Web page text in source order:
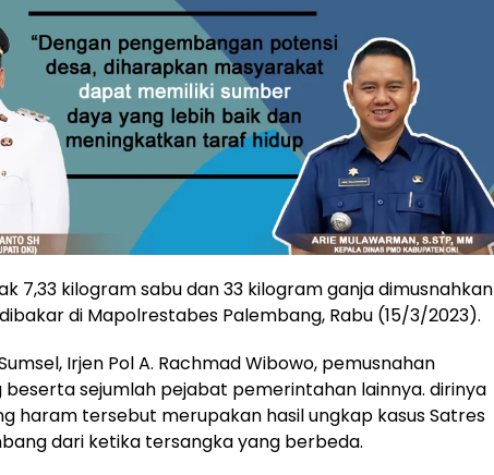
7,33 kilogram sabu dan 33 kilogram ganja dimusnahkan
di Mapolrestabes Palembang, Rabu (15/3/2023).
Irjen Pol A. Rachmad Wibowo, pemusnahan
sejumlah pejabat pemerintahan lainnya. dirinya
haram tersebut merupakan hasil ungkap kasus Satres
dari ketika tersangka yang berbeda.